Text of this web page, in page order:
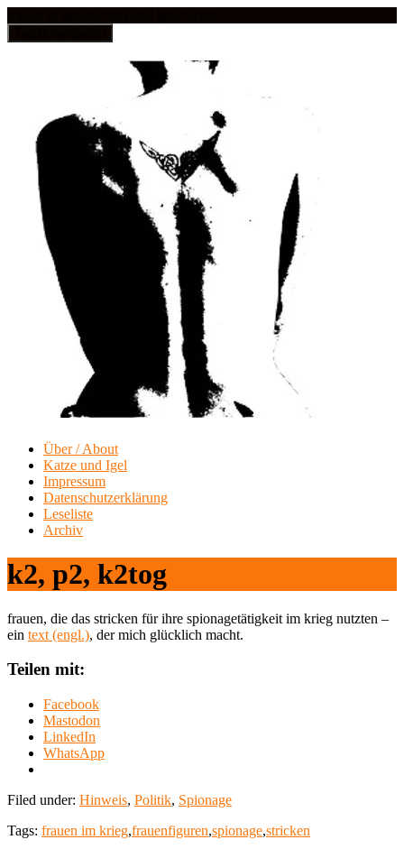
Über / About
Katze und Igel
Impressum
Datenschutzerklärung
Leseliste
Archiv
k2, p2, k2tog
frauen, die das stricken für ihre spionagetätigkeit im krieg nutzten –
ein text (engl.), der mich glücklich macht.
Teilen mit:
Facebook
Mastodon
LinkedIn
WhatsApp
Filed under: Hinweis, Politik, Spionage
Tags: frauen im krieg,frauenfiguren,spionage,stricken